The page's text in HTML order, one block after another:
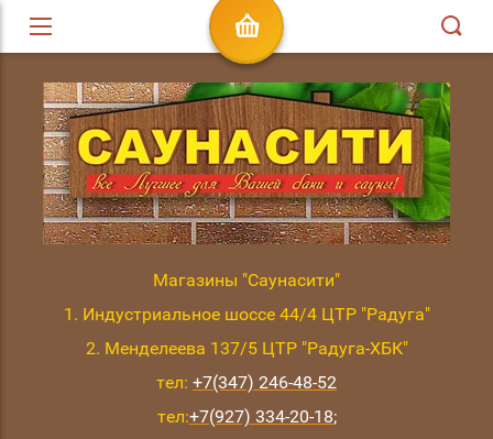
Магазины "Саунасити"
1. Индустриальное шоссе 44/4 ЦТР "Радуга"
2. Менделеева 137/5 ЦТР "Радуга-ХБК"
тел: +7(347) 246-48-52
тел:+7(927) 334-20-18;